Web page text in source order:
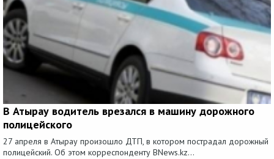
В Атырау водитель врезался в машину дорожного
полицейского
27 апреля в Атырау произошло ДТП, в котором пострадал дорожный
полицейский. Об этом корреспонденту BNews.kz...